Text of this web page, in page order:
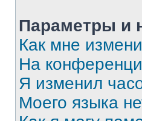
Параметры и
Как мне
На
Я изменил
Моего языка